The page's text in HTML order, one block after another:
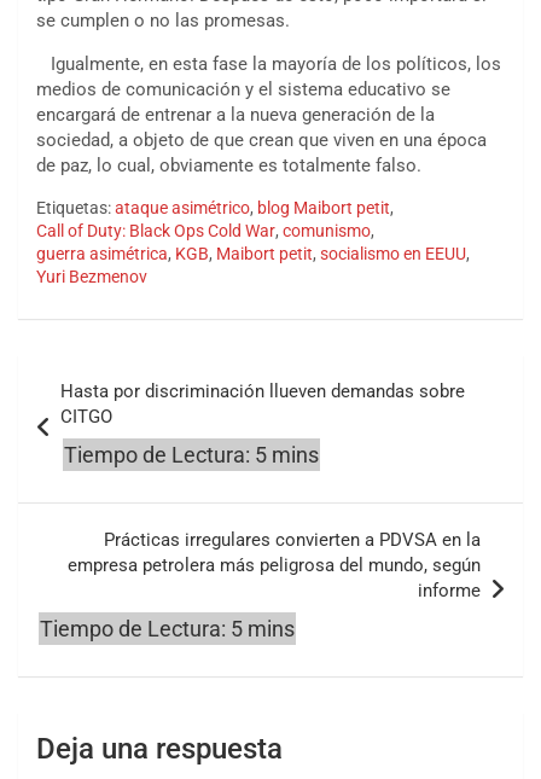
se cumplen o no las promesas.
Igualmente, en esta fase la mayoría de los políticos, los
medios de comunicación y el sistema educativo se
encargará de entrenar a la nueva generación de la
sociedad, a objeto de que crean que viven en una época
de paz, lo cual, obviamente es totalmente falso.
Etiquetas:ataque asimétrico, blog Maibort petit,
Call of Duty: Black Ops Cold War, comunismo,
guerra asimétrica, KGB, Maibort petit, socialismo en EEUU,
Yuri Bezmenov
de
entradas
Hasta por discriminación llueven demandas sobre
CITGO
Prácticas irregulares convierten a PDVSA en la
empresa petrolera más peligrosa del mundo, según
informe
Deja una respuesta